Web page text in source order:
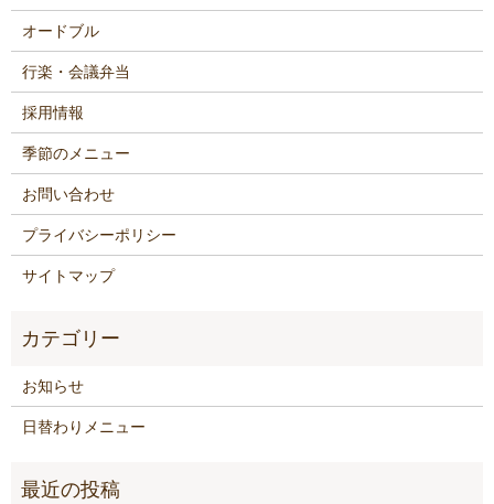
オードブル
行楽・会議弁当
採用情報
季節のメニュー
お問い合わせ
プライバシーポリシー
サイトマップ
お知らせ
日替わりメニュー